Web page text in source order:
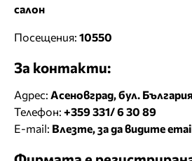
салон
Посещения: 10550
За контакти:
Адрес: Асеновград, бул.
Телефон: +359 331/ 6 30 89
E-mail: Влезте, за да видите